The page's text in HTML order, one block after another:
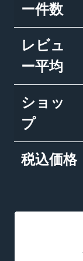
ー件数
レビュ
ー平均
ショッ
プ
税込価格